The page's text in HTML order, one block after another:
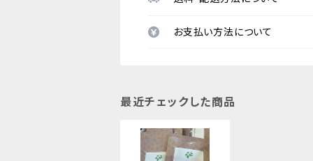
お支払い方法について
最近チェックした商品